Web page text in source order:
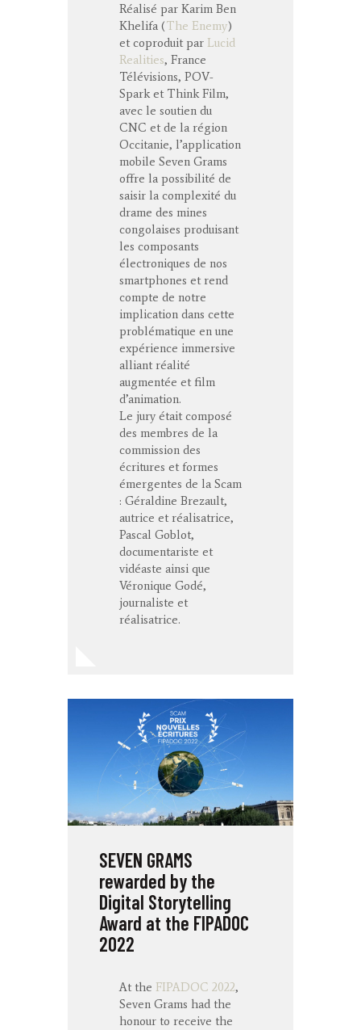
Réalisé par Karim Ben
Khelifa (The Enemy)
et coproduit par Lucid
Realities, France
Télévisions, POV-
Spark et Think Film,
avec le soutien du
CNC et de la région
Occitanie, l’application
mobile Seven Grams
offre la possibilité de
saisir la complexité du
drame des mines
congolaises produisant
les composants
électroniques de nos
smartphones et rend
compte de notre
implication dans cette
problématique en une
expérience immersive
alliant réalité
augmentée et film
d’animation.
Le jury était composé
des membres de la
commission des
écritures et formes
émergentes de la Scam
: Géraldine Brezault,
autrice et réalisatrice,
Pascal Goblot,
documentariste et
vidéaste ainsi que
Véronique Godé,
journaliste et
réalisatrice.
SEVEN GRAMS
rewarded by the
Digital Storytelling
Award at the FIPADOC
2022
At the FIPADOC 2022,
Seven Grams had the
honour to receive the